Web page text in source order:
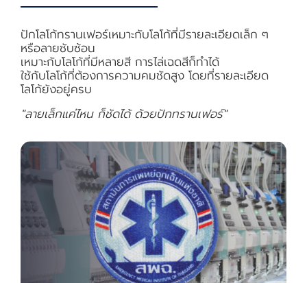
ปักโลโก้ทรานเฟอร์เหมาะกับโลโก้ที่มีรายละเอียดเล็ก ๆ
หรือลายซับซ้อน
เหมาะกับโลโก้ที่มีหลายสี การไล่เฉดสีก็ทำได้
ใช้กับโลโก้ที่ต้องการความคมชัดสูง โดยที่รายละเอียด
โลโก้ยังอยู่ครบ
"ลายเล็กแค่ไหน ก็ชัดได้ ด้วยปักทรานเฟอร์"